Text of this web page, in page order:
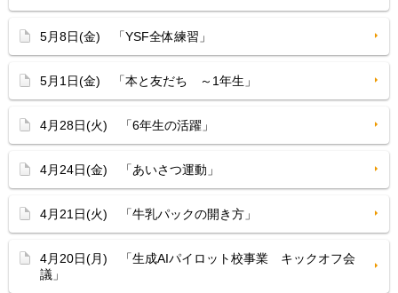
5月8日(金) 「YSF全体練習」
5月1日(金) 「本と友だち ～1年生」
4月28日(火) 「6年生の活躍」
4月24日(金) 「あいさつ運動」
4月21日(火) 「牛乳パックの開き方」
4月20日(月) 「生成AIパイロット校事業 キックオフ会
議」